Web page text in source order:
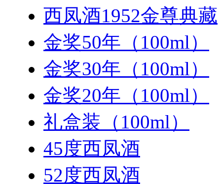
西凤酒1952金尊典藏
金奖50年（100ml）
金奖30年（100ml）
金奖20年（100ml）
礼盒装（100ml）
45度西凤酒
52度西凤酒